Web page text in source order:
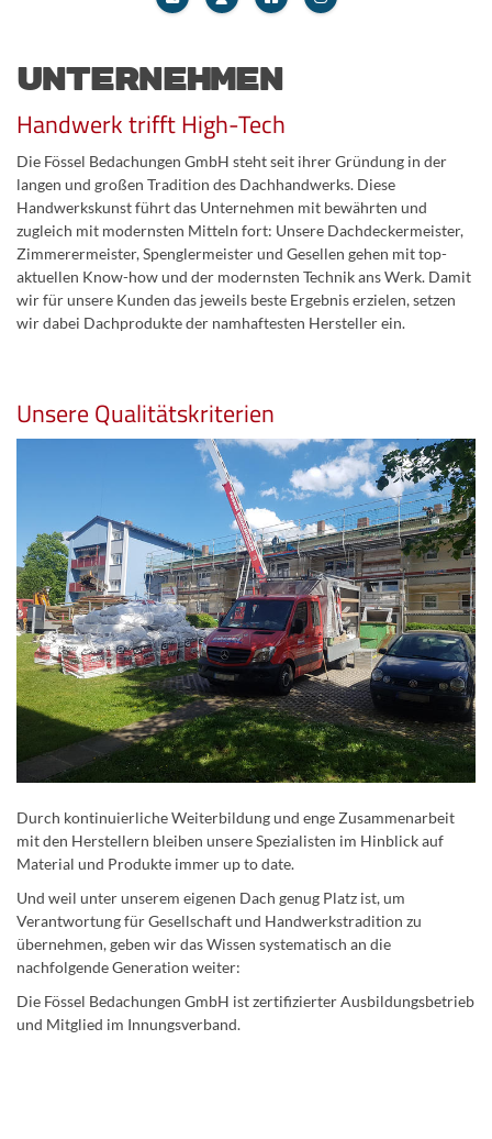
Unternehmen
Handwerk trifft High-Tech
Die Fössel Bedachungen GmbH steht seit ihrer Gründung in der
langen und großen Tradition des Dachhandwerks. Diese
Handwerkskunst führt das Unternehmen mit bewährten und
zugleich mit modernsten Mitteln fort: Unsere Dachdeckermeister,
Zimmerermeister, Spenglermeister und Gesellen gehen mit top-
aktuellen Know-how und der modernsten Technik ans Werk. Damit
wir für unsere Kunden das jeweils beste Ergebnis erzielen, setzen
wir dabei Dachprodukte der namhaftesten Hersteller ein.
Unsere Qualitätskriterien
Durch kontinuierliche Weiterbildung und enge Zusammenarbeit
mit den Herstellern bleiben unsere Spezialisten im Hinblick auf
Material und Produkte immer up to date.
Und weil unter unserem eigenen Dach genug Platz ist, um
Verantwortung für Gesellschaft und Handwerkstradition zu
übernehmen, geben wir das Wissen systematisch an die
nachfolgende Generation weiter:
Die Fössel Bedachungen GmbH ist zertifizierter Ausbildungsbetrieb
und Mitglied im Innungsverband.